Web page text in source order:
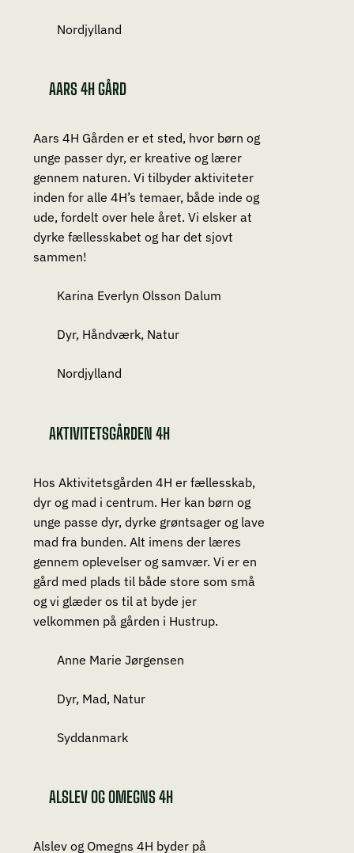
Nordjylland
AARS 4H GÅRD
Aars 4H Gården er et sted, hvor børn og
unge passer dyr, er kreative og lærer
gennem naturen. Vi tilbyder aktiviteter
inden for alle 4H’s temaer, både inde og
ude, fordelt over hele året. Vi elsker at
dyrke fællesskabet og har det sjovt
sammen!
Dyr, Håndværk, Natur
Karina Everlyn Olsson Dalum
Nordjylland
AKTIVITETSGÅRDEN 4H
Hos Aktivitetsgården 4H er fællesskab,
dyr og mad i centrum. Her kan børn og
unge passe dyr, dyrke grøntsager og lave
mad fra bunden. Alt imens der læres
gennem oplevelser og samvær. Vi er en
gård med plads til både store som små
og vi glæder os til at byde jer
velkommen på gården i Hustrup.
Dyr, Mad, Natur
Anne Marie Jørgensen
Syddanmark
ALSLEV OG OMEGNS 4H
Alslev og Omegns 4H byder på